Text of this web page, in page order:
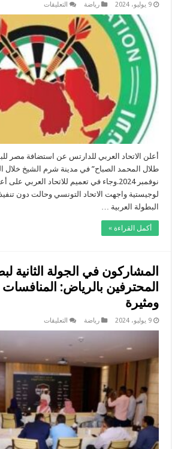
9 يوليو، 2024 رياضة التعليقات
تستضيف
بطولة
العرب
بالدارتس
“كأس
الشيخ
طلال
المحمد
أعلن الاتحاد العربي للدارتس عن استضافة مصر
نوفمبر 2024.وجاء في تعميم للاتحاد
لوجيستية واجهت الاتحاد التونسي وحالت دون تنفيذ
البطولة العربية …
أكمل القراءة »
المشاركون في الجولة الثانية
المحترفين بالرياض:
ومثيرة
9 يوليو، 2024 رياضة التعليقات
لبطولة
المقاتلين
المحترفين
بالرياض:
المنافسات
ستكون
ندية
ومثيرة
مغلقة